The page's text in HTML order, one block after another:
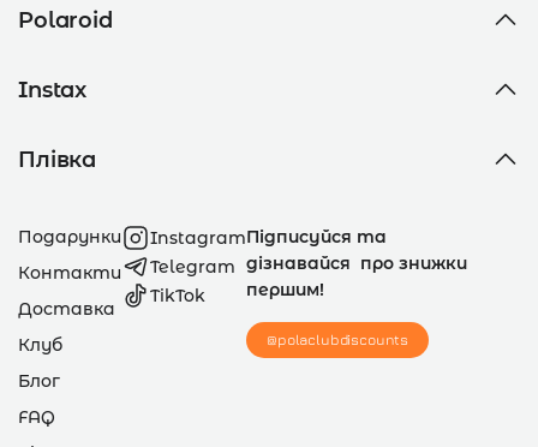
Polaroid
Instax
Плівка
Подарунки
Контакти
Доставка
Клуб
Блог
FAQ
Instagram
Telegram
TikTok
Підписуйся та
дізнавайся про знижки
першим!
@polaclubdiscounts